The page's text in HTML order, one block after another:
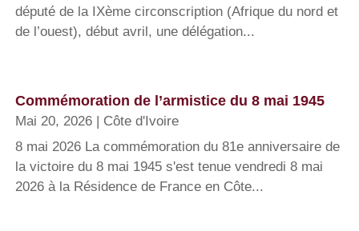
député de la IXème circonscription (Afrique du nord et
de l’ouest), début avril, une délégation...
Commémoration de l’armistice du 8 mai 1945
Mai 20, 2026 | Côte d'Ivoire
8 mai 2026 La commémoration du 81e anniversaire de
la victoire du 8 mai 1945 s'est tenue vendredi 8 mai
2026 à la Résidence de France en Côte...